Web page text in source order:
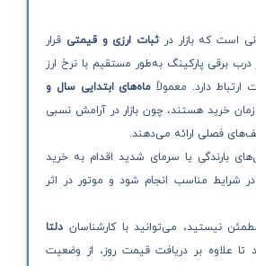
است که بازار در ثبات ارزی و قیمتی قرار
درب برقی پارکینگ به‌طور مستقیم با نرخ ارز
دارد. معمولاً ماه‌های ابتدایی سال و
زمان خرید هستند، چون بازار در آرامش نسبی
فصلی ارائه می‌دهند.
بارندگی یا سرمای شدید اقدام به خرید
شرایط مناسب انجام شود و موتور در اثر
نیستید، می‌توانید با کارشناسان دلتا
تا علاوه بر دریافت قیمت روز، از وضعیت